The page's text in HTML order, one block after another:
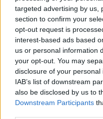
targeted advertising by us,
section to confirm your
opt-out request is
interest-based ads based
us or personal information
your opt-out. You may
disclosure of your
IAB’s list of downstream
also be disclosed by us to
Downstream Participants
ΓΝΩΜΕΣ